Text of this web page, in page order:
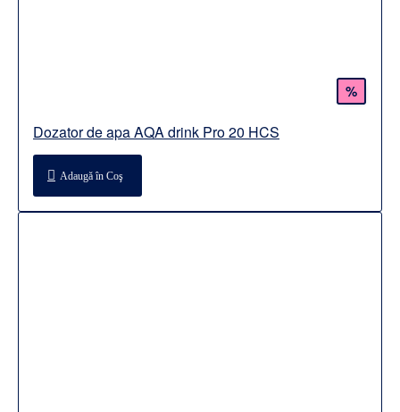
%
Dozator de apa AQA drink Pro 20 HCS
Adaugă în Coş